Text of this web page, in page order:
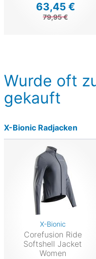
63,45 €
79,95 €
Wurde oft
gekauft
X-Bionic Radjacken
X-Bionic
Corefusion Ride
Softshell Jacket
Women